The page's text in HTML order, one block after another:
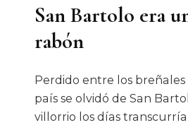
San Bartolo era
rabón
Perdido entre los breñales
país se olvidó de San
villorrio los días